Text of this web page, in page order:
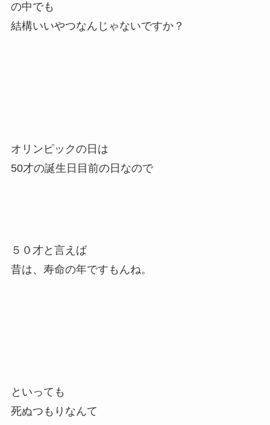
の中でも
結構いいやつなんじゃないですか？
オリンピックの日は
50才の誕生日目前の日なので
５０才と言えば
昔は、寿命の年ですもんね。
といっても
死ぬつもりなんて